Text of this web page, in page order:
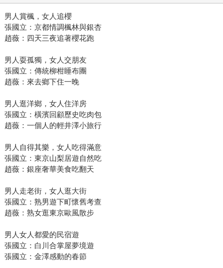
男人賞楓，女人追櫻
張國立：京都情調楓林與銀杏
趙薇：四天三夜追著櫻花跑
男人耍孤獨，女人交朋友
張國立：傳統柳柑睡布團
趙薇：來去鄉下住一晚
男人逛洋鄉，女人住洋房
張國立：橫濱回顧歷史吃肉包
趙薇：一個人的輕井澤小旅行
男人自得其樂，女人吃得滿意
張國立：東京山梨居遊自然吃
趙薇：銀座奢華美食吃翻天
男人走老街，女人逛大街
張國立：熟男遊下町懷舊考查
趙薇：熟女逛東京歐風散步
男人女人都愛的民宿遊
張國立：白川合掌屋夢境遊
張國立：金澤感動的春節